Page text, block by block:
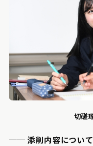
切磋
── 添削内容について